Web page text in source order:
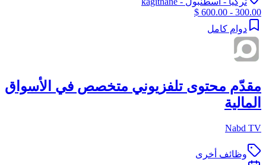
300.00 - 600.00 $
دوام كامل
مقدّم محتوى تلفزيوني متخصص في الأسواق
المالية
Nabd TV
وظائف أخرى